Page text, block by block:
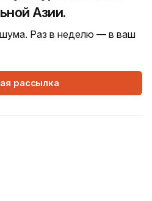
Азии.
шума. Раз в неделю — в ваш
рассылка